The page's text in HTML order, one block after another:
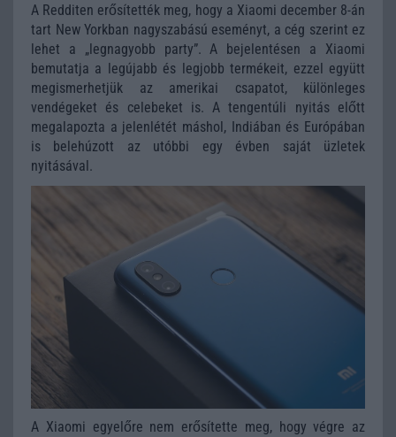
A Redditen erősítették meg, hogy a Xiaomi december 8-án
tart New Yorkban nagyszabású eseményt, a cég szerint ez
lehet a „legnagyobb party”. A bejelentésen a Xiaomi
bemutatja a legújabb és legjobb termékeit, ezzel együtt
megismerhetjük az amerikai csapatot, különleges
vendégeket és celebeket is. A tengentúli nyitás előtt
megalapozta a jelenlétét máshol, Indiában és Európában
is belehúzott az utóbbi egy évben saját üzletek
nyitásával.
A Xiaomi egyelőre nem erősítette meg, hogy végre az